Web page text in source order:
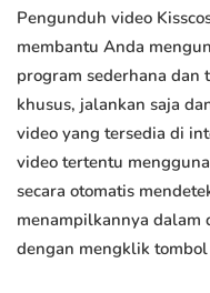
Pengunduh video
membantu Anda
program sederhana
khusus, jalankan saja
video yang tersedia di
video tertentu
secara otomatis
menampilkannya dalam
dengan mengklik